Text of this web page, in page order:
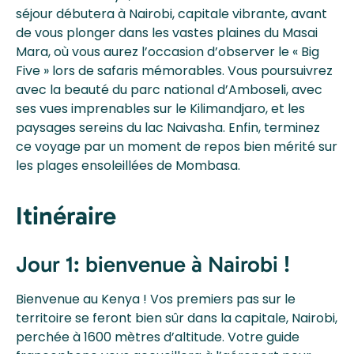
séjour débutera à Nairobi, capitale vibrante, avant
de vous plonger dans les vastes plaines du Masai
Mara, où vous aurez l’occasion d’observer le « Big
Five » lors de safaris mémorables. Vous poursuivrez
avec la beauté du parc national d’Amboseli, avec
ses vues imprenables sur le Kilimandjaro, et les
paysages sereins du lac Naivasha. Enfin, terminez
ce voyage par un moment de repos bien mérité sur
les plages ensoleillées de Mombasa.
Itinéraire
Jour 1: bienvenue à Nairobi !
Bienvenue au Kenya ! Vos premiers pas sur le
territoire se feront bien sûr dans la capitale, Nairobi,
perchée à 1600 mètres d’altitude. Votre guide